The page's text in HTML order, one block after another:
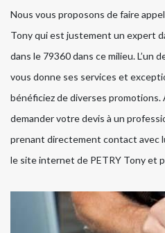
Nous vous proposons de faire
Tony qui est justement un expert
dans le 79360 dans ce milieu. L’un
vous donne ses services et
bénéficiez de diverses promotions.
demander votre devis à un
prenant directement contact avec
le site internet de PETRY Tony et